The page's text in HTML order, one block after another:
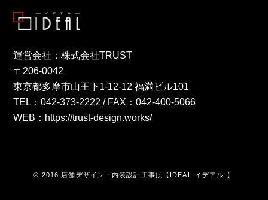
運営会社：株式会社TRUST
〒206-0042
東京都多摩市山王下1-12-12 福満ビル101
TEL：042-373-2222 / FAX：042-400-5066
WEB： https://trust-design.works/
© 2016 店舗デザイン・内装設計工事は【IDEAL-イデアル-】